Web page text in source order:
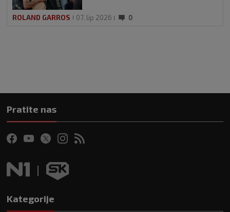
ROLAND GARROS 07. lip 2026 0
Pratite nas
Kategorije